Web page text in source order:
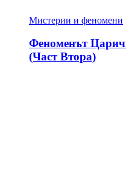
Мистерии и феномени
Феноменът
(Част Втора)